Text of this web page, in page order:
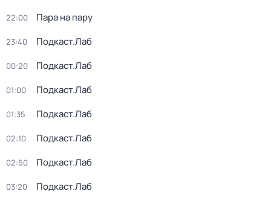
22:00 Пара на пару
23:40 Подкаст.Лаб
00:20 Подкаст.Лаб
01:00 Подкаст.Лаб
01:35 Подкаст.Лаб
02:10 Подкаст.Лаб
02:50 Подкаст.Лаб
03:20 Подкаст.Лаб